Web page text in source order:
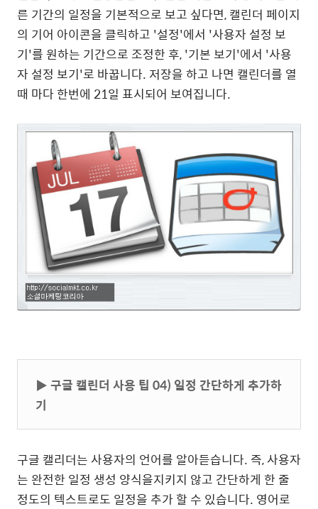
른 기간의 일정을 기본적으로 보고 싶다면, 캘린더 페이지
의 기어 아이콘을 클릭하고 '설정'에서 '사용자 설정 보
기'를 원하는 기간으로 조정한 후, '기본 보기'에서 '사용
자 설정 보기'로 바꿉니다. 저장을 하고 나면 캘린더를 열
때 마다 한번에 21일 표시되어 보여집니다.
▶구글 캘린더 사용 팁 04) 일정 간단하게 추가하
기
구글 캘리더는 사용자의 언어를 알아듣습니다. 즉, 사용자
는 완전한 일정 생성 양식을지키지 않고 간단하게 한 줄
정도의 텍스트로도 일정을 추가 할 수 있습니다. 영어로